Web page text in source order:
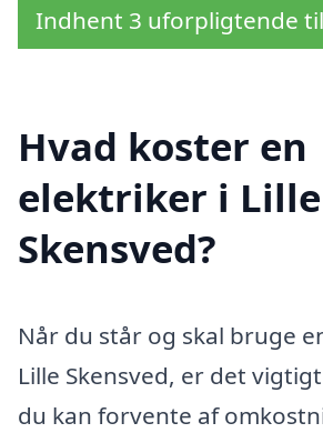
Indhent 3 uforpligtende
Hvad koster en
elektriker i Lille
Skensved?
Når du står og skal bruge
Lille Skensved, er det
du kan forvente af